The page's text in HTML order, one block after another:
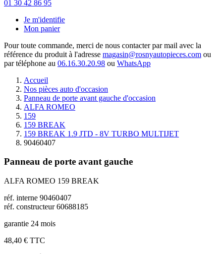
01 30 42 86 95
Je m'identifie
Mon panier
Pour toute commande, merci de nous contacter par mail avec la
référence du produit à l'adresse magasin@rosnyautopieces.com ou
par téléphone au 06.16.30.20.98 ou WhatsApp
Accueil
Nos pièces auto d'occasion
Panneau de porte avant gauche d'occasion
ALFA ROMEO
159
159 BREAK
159 BREAK 1.9 JTD - 8V TURBO MULTIJET
90460407
Panneau de porte avant gauche
ALFA ROMEO 159 BREAK
réf. interne 90460407
réf. constructeur 60688185
garantie 24 mois
48,40 € TTC